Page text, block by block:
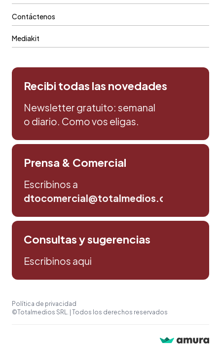
Contáctenos
Mediakit
Recibi todas las novedades
Newsletter gratuito: semanal
o diario. Como vos eligas.
Prensa & Comercial
Escribinos a
dtocomercial@totalmedios.com
Consultas y sugerencias
Escribinos aqui
Política de privacidad
©Totalmedios SRL. | Todos los derechos reservados